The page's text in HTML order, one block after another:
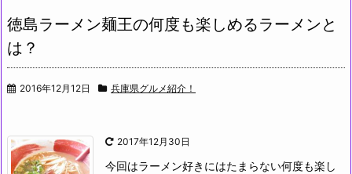
徳島ラーメン麺王の何度も楽しめるラーメンと
は？
2016年12月12日 兵庫県グルメ紹介！
2017年12月30日
今回はラーメン好きにはたまらない何度も楽し